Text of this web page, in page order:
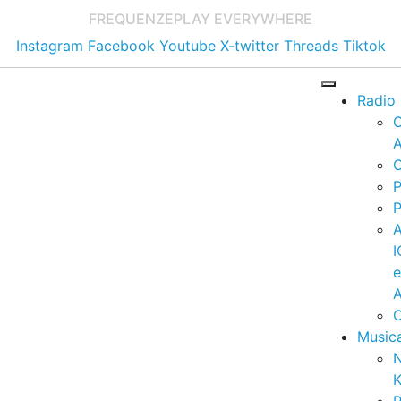
FREQUENZEPLAY EVERYWHERE
Instagram Facebook Youtube X-twitter Threads Tiktok
Radio
e